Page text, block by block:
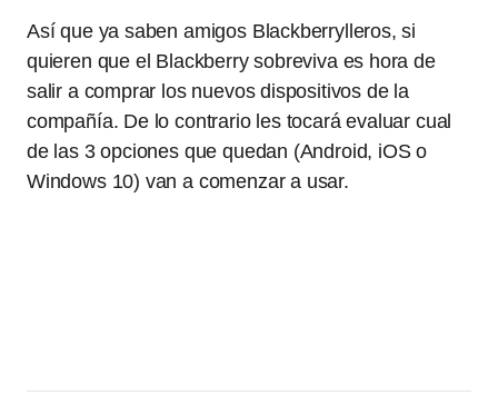
Así que ya saben amigos Blackberrylleros, si
quieren que el Blackberry sobreviva es hora de
salir a comprar los nuevos dispositivos de la
compañía. De lo contrario les tocará evaluar cual
de las 3 opciones que quedan (Android, iOS o
Windows 10) van a comenzar a usar.